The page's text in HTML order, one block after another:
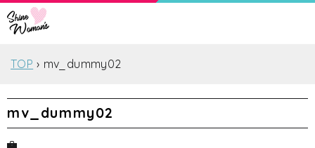
TOP mv_dummy02
mv_dummy02